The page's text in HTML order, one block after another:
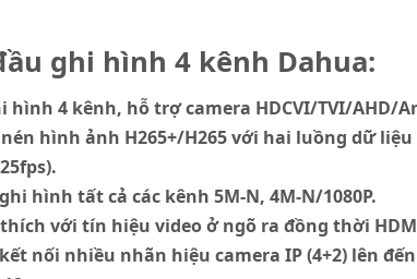
ghi hình 4 kênh Dahua:
hình 4 kênh, hỗ trợ camera HDCVI/TVI/AHD/
hình ảnh H265+/H265 với hai luồng dữ liệu
hình tất cả các kênh 5M-N, 4M-N/1080P.
với tín hiệu video ở ngõ ra đồng thời
nối nhiều nhãn hiệu camera IP (4+2) lên